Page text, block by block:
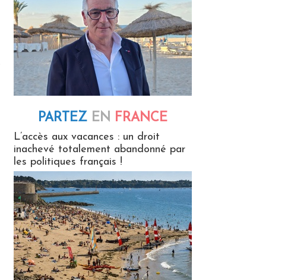
PARTEZ EN FRANCE
L’accès aux vacances : un droit
inachevé totalement abandonné par
les politiques français !